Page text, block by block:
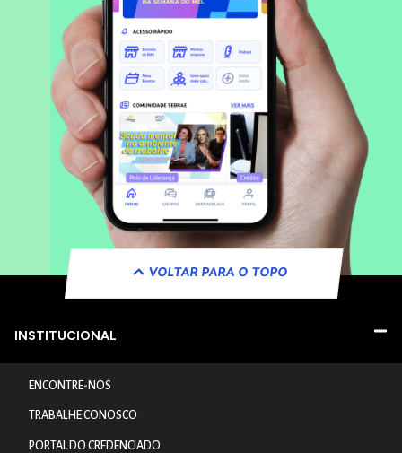
VOLTAR PARA O TOPO
INSTITUCIONAL
ENCONTRE-NOS
TRABALHE CONOSCO
PORTAL DO CREDENCIADO